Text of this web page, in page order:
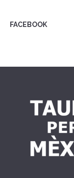
FACEBOOK